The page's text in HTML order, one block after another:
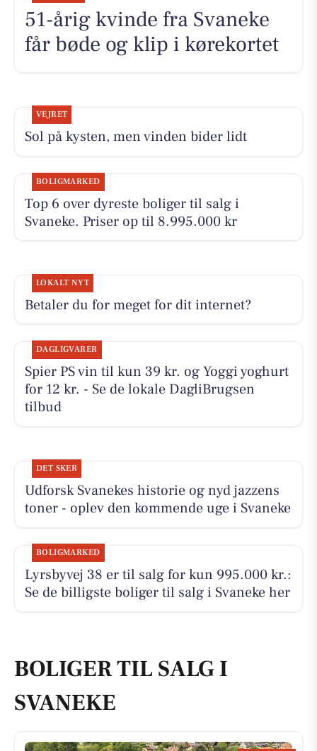
51-årig kvinde fra Svaneke
får bøde og klip i kørekortet
VEJRET
Sol på kysten, men vinden bider lidt
BOLIGMARKED
Top 6 over dyreste boliger til salg i
Svaneke. Priser op til 8.995.000 kr
LOKALT NYT
Betaler du for meget for dit internet?
DAGLIGVARER
Spier PS vin til kun 39 kr. og Yoggi yoghurt
for 12 kr. - Se de lokale DagliBrugsen
tilbud
DET SKER
Udforsk Svanekes historie og nyd jazzens
toner - oplev den kommende uge i Svaneke
BOLIGMARKED
Lyrsbyvej 38 er til salg for kun 995.000 kr.:
Se de billigste boliger til salg i Svaneke her
BOLIGER TIL SALG I
SVANEKE